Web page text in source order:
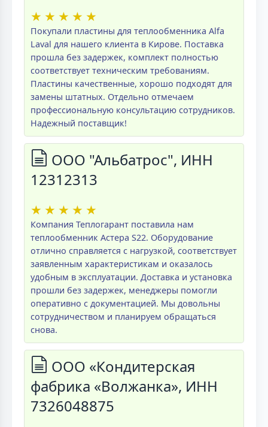
★ ★ ★ ★ ★
Покупали пластины для теплообменника Alfa
Laval для нашего клиента в Кирове. Поставка
прошла без задержек, комплект полностью
соответствует техническим требованиям.
Пластины качественные, хорошо подходят для
замены штатных. Отдельно отмечаем
профессиональную консультацию сотрудников.
Надежный поставщик!
ООО "Альбатрос", ИНН
12312313
★ ★ ★ ★ ★
Компания Теплогарант поставила нам
теплообменник Астера S22. Оборудование
отлично справляется с нагрузкой, соответствует
заявленным характеристикам и оказалось
удобным в эксплуатации. Доставка и установка
прошли без задержек, менеджеры помогли
оперативно с документацией. Мы довольны
сотрудничеством и планируем обращаться
снова.
ООО «Кондитерская
фабрика «Волжанка», ИНН
7326048875